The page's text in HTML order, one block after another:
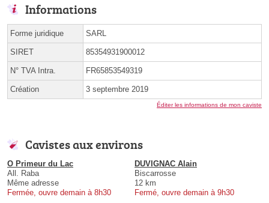
Informations
Forme juridique SARL
SIRET 85354931900012
N° TVA Intra. FR65853549319
Création 3 septembre 2019
Éditer les informations de mon caviste
Cavistes aux environs
O Primeur du Lac
All. Raba
Même adresse
Fermée, ouvre demain à 8h30
DUVIGNAC Alain
Biscarrosse
12 km
Fermé, ouvre demain à 9h30